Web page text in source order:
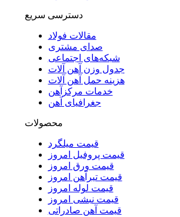
دسترسی سریع
مقالات فولاد
صدای مشتری
شبکه‌های اجتماعی
جدول وزن آهن آلات
هزینه حمل آهن آلات
خدمات مرکزآهن
جغرافیای آهن
محصولات
قیمت میلگرد
قیمت پروفیل امروز
قیمت ورق امروز
قیمت تیرآهن امروز
قیمت لوله امروز
قیمت نبشی امروز
قیمت آهن صادراتی